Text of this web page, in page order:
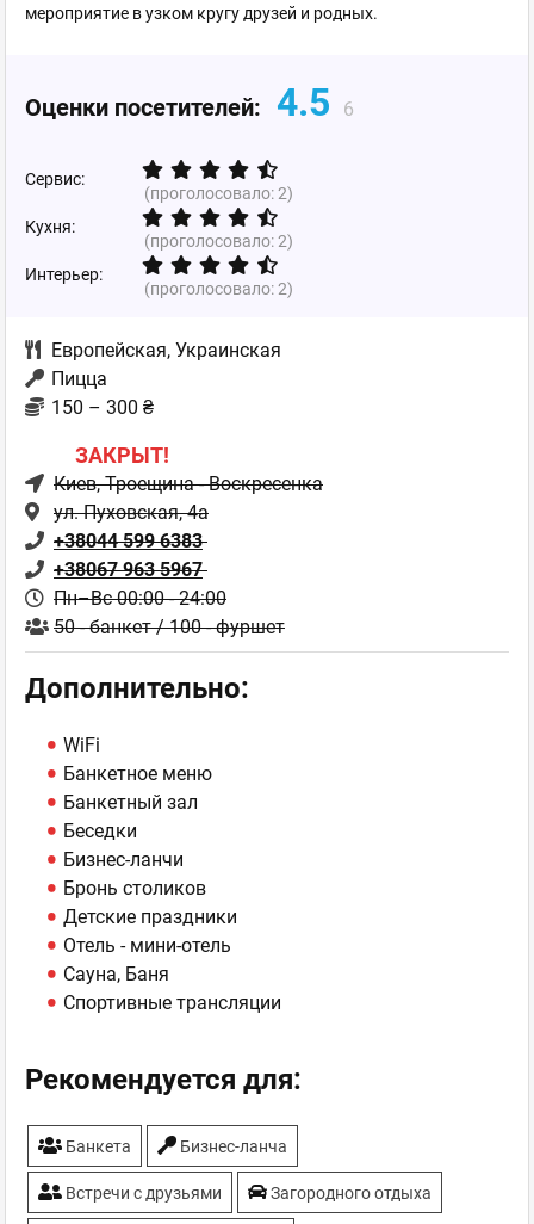
мероприятие в узком кругу друзей и родных.
Оценки посетителей: 4.5 6
Сервис:
(проголосовало:2)
Кухня:
(проголосовало:2)
Интерьер:
(проголосовало:2)
Европейская, Украинская
Пицца
150 – 300 ₴
ЗАКРЫТ!
Киев, Троещина - Воскресенка
ул. Пуховская, 4а
+38044 599 6383
+38067 963 5967
Пн–Вс 00:00 - 24:00
50 - банкет / 100 - фуршет
Дополнительно:
WiFi
Банкетное меню
Банкетный зал
Беседки
Бизнес-ланчи
Бронь столиков
Детские праздники
Отель - мини-отель
Сауна, Баня
Спортивные трансляции
Рекомендуется для:
Банкета Бизнес-ланча
Встречи с друзьями Загородного отдыха